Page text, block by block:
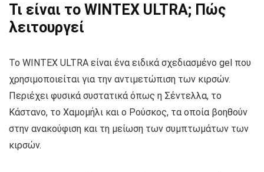
Τι είναι το WINTEX ULTRA; Πώς
λειτουργεί
Το WINTEX ULTRA είναι ένα ειδικά σχεδιασμένο gel που
χρησιμοποιείται για την αντιμετώπιση των κιρσών.
Περιέχει φυσικά συστατικά όπως η Σέντελλα, το
Κάστανο, το Χαμομήλι και ο Ρούσκος, τα οποία βοηθούν
στην ανακούφιση και τη μείωση των συμπτωμάτων των
κιρσών.